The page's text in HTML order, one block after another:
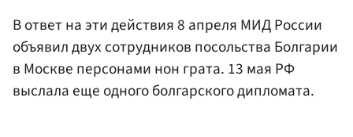
В ответ на эти действия 8 апреля МИД России
объявил двух сотрудников посольства Болгарии
в Москве персонами нон грата. 13 мая РФ
выслала еще одного болгарского дипломата.